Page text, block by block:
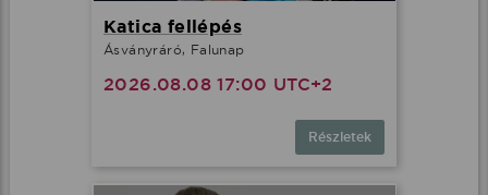
Katica fellépés
Ásványráró, Falunap
2026.08.08 17:00 UTC+2
Részletek